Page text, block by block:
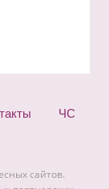
ЧС
сайтов.